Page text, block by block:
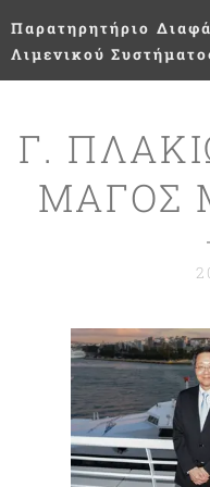
Παρατηρητήριο
Λιμενικού
Γ.
ΜΑΓΟΣ